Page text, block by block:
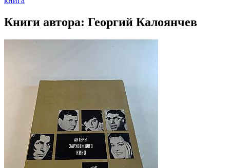
Книги автора: Георгий Калоянчев